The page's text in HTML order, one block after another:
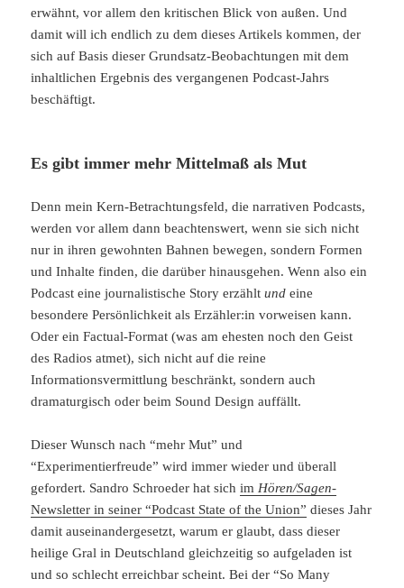
erwähnt, vor allem den kritischen Blick von außen. Und
damit will ich endlich zu dem dieses Artikels kommen, der
sich auf Basis dieser Grundsatz-Beobachtungen mit dem
inhaltlichen Ergebnis des vergangenen Podcast-Jahrs
beschäftigt.
Es gibt immer mehr Mittelmaß als Mut
Denn mein Kern-Betrachtungsfeld, die narrativen Podcasts,
werden vor allem dann beachtenswert, wenn sie sich nicht
nur in ihren gewohnten Bahnen bewegen, sondern Formen
und Inhalte finden, die darüber hinausgehen. Wenn also ein
Podcast eine journalistische Story erzähltund eine
besondere Persönlichkeit als Erzähler:in vorweisen kann.
Oder ein Factual-Format (was am ehesten noch den Geist
des Radios atmet), sich nicht auf die reine
Informationsvermittlung beschränkt, sondern auch
dramaturgisch oder beim Sound Design auffällt.
Dieser Wunsch nach “mehr Mut” und
“Experimentierfreude” wird immer wieder und überall
gefordert. Sandro Schroeder hat sichimHören/Sagen-
Newsletter in seiner “Podcast State of the Union” dieses Jahr
damit auseinandergesetzt, warum er glaubt, dass dieser
heilige Gral in Deutschland gleichzeitig so aufgeladen ist
und so schlecht erreichbar scheint. Bei der “So Many